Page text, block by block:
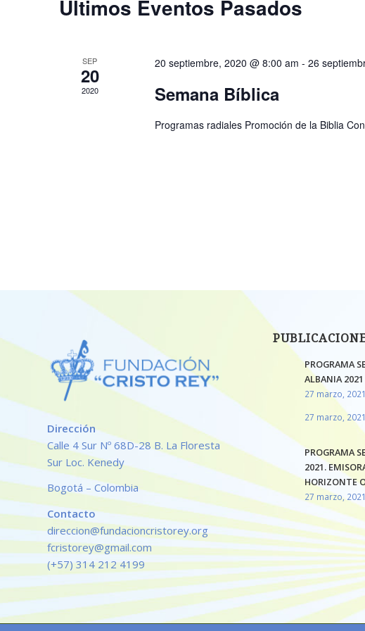
Últimos Eventos Pasados
SEP
20
2020
20 septiembre, 2020 @ 8:00 am - 26
Semana Bíblica
Programas radiales Promoción de la Biblia
Dirección
Calle 4 Sur Nº 68D-28 B. La Floresta
Sur Loc. Kenedy
Bogotá – Colombia
Contacto
direccion@fundacioncristorey.org
fcristorey@gmail.com
(+57) 314 212 4199
PROGRAMA
ALBANIA 2021
27 marzo,
27 marzo,
PROGRAMA
2021.
HORIZONTE
27 marzo,